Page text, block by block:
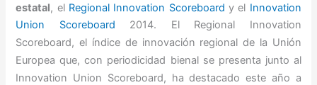
estatal, el Regional Innovation Scoreboard y el Innovation
Union Scoreboard 2014. El Regional Innovation
Scoreboard, el índice de innovación regional de la Unión
Europea que, con periodicidad bienal se presenta junto al
Innovation Union Scoreboard, ha destacado este año a